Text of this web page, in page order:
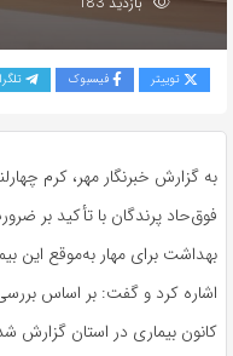
توییتر فیسبوک
به گزارش خبرنگار مهر، کرم
فوق‌حاد پرندگان با تأکید بر
بهداشت برای مهار به‌موقع این